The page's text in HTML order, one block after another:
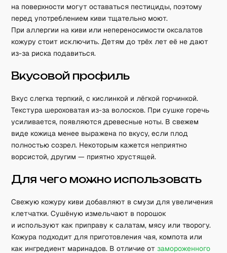
на поверхности могут оставаться пестициды, поэтому
перед употреблением киви тщательно моют.
При аллергии на киви или непереносимости оксалатов
кожуру стоит исключить. Детям до трёх лет её не дают
из-за риска подавиться.
Вкусовой профиль
Вкус слегка терпкий, с кислинкой и лёгкой горчинкой.
Текстура шероховатая из-за волосков. При сушке горечь
усиливается, появляются древесные ноты. В свежем
виде кожица менее выражена по вкусу, если плод
полностью созрел. Некоторым кажется неприятно
ворсистой, другим — приятно хрустящей.
Для чего можно использовать
Свежую кожуру киви добавляют в смузи для увеличения
клетчатки. Сушёную измельчают в порошок
и используют как приправу к салатам, мясу или творогу.
Кожура подходит для приготовления чая, компота или
как ингредиент маринадов. В отличие отзамороженного